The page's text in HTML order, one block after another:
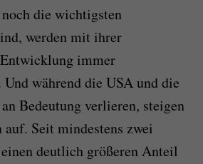
die wichtigsten
werden mit ihrer
immer
Und während die USA und die
Bedeutung verlieren, steigen
Seit mindestens zwei
deutlich größeren Anteil